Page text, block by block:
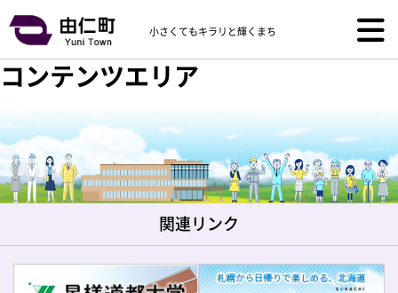
小さくてもキラリと輝くまち
コンテンツエリア
関連リンク